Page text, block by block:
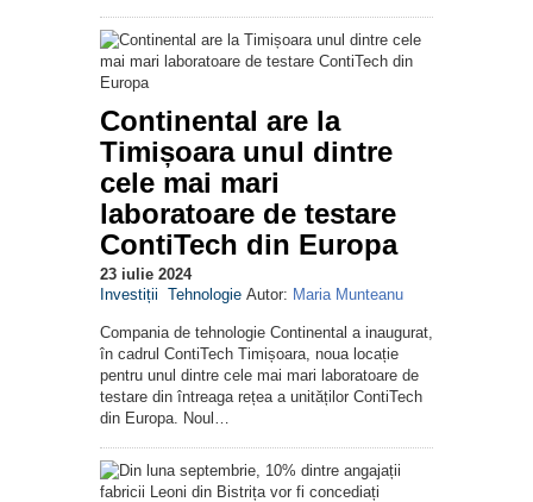
Continental are la
Timișoara unul dintre
cele mai mari
laboratoare de testare
ContiTech din Europa
23 iulie 2024
Investiții Tehnologie Autor: Maria Munteanu
Compania de tehnologie Continental a inaugurat,
în cadrul ContiTech Timișoara, noua locație
pentru unul dintre cele mai mari laboratoare de
testare din întreaga rețea a unităților ContiTech
din Europa. Noul…